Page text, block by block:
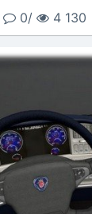
0/ 4 130